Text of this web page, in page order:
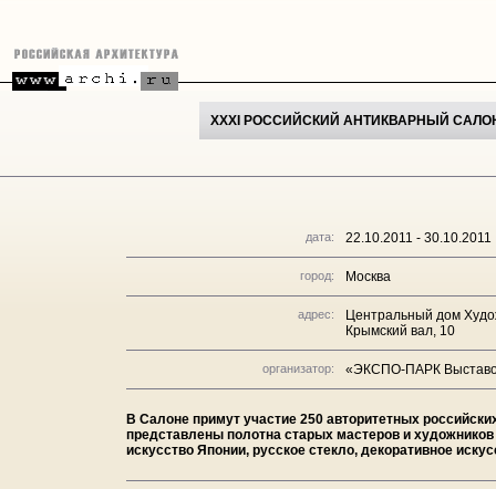
XXXI РОССИЙСКИЙ АНТИКВАРНЫЙ
дата: 22.10.2011 - 30.10.2011
город: Москва
адрес:
Центральный дом
Крымский вал, 10
организатор: «ЭКСПО-ПАРК
В Салоне примут участие 250 авторитетных
представлены полотна старых мастеров и
искусство Японии, русское стекло, декоративное